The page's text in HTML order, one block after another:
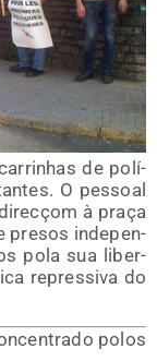
de polí­
O pes­soal
à praça
pre­sos inde­pen­
pola sua liber­
repres­si­va do
polos